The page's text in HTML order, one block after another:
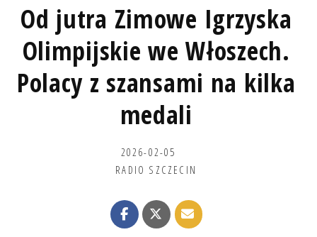
Od jutra Zimowe Igrzyska
Olimpijskie we Włoszech.
Polacy z szansami na kilka
medali
2026-02-05
RADIO SZCZECIN